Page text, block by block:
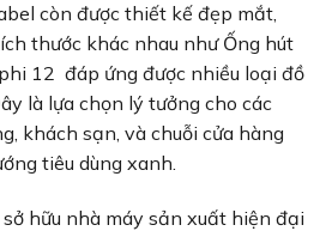
còn được thiết kế đẹp mắt,
thước khác nhau như Ống hút
12 đáp ứng được nhiều loại đồ
là lựa chọn lý tưởng cho các
khách sạn, và chuỗi cửa hàng
tiêu dùng xanh.
hữu nhà máy sản xuất hiện đại